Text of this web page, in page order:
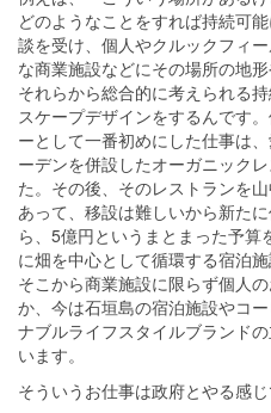
どのようなことをすれば持続可
談を受け、個人やクルックフィ
な商業施設などにその場所の地
それらから総合的に考えられる
スケープデザインをするんです
ーとして一番初めにした仕事は
ーデンを併設したオーガニック
た。その後、そのレストランを
あって、移設は難しいから新た
ら、5億円というまとまった予
に畑を中心として循環する宿泊
そこから商業施設に限らず個人
か、今は石垣島の宿泊施設やコ
ナブルライフスタイルブランド
います。
そういうお仕事は政府とやる感